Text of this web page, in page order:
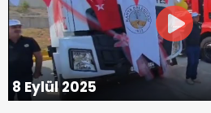
8 Eylül 2025